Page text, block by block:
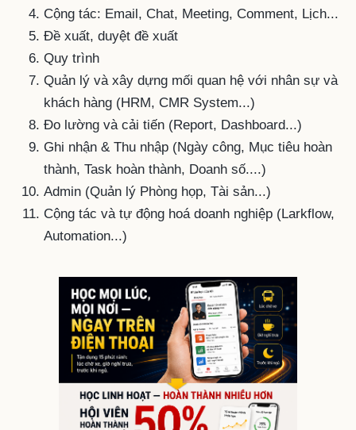
Cộng tác: Email, Chat, Meeting, Comment, Lịch...
Đề xuất, duyệt đề xuất
Quy trình
Quản lý và xây dựng mối quan hệ với nhân sự và
khách hàng (HRM, CMR System...)
Đo lường và cải tiến (Report, Dashboard...)
Ghi nhận & Thu nhập (Ngày công, Mục tiêu hoàn
thành, Task hoàn thành, Doanh số....)
Admin (Quản lý Phòng họp, Tài sản...)
Cộng tác và tự động hoá doanh nghiệp (Larkflow,
Automation...)